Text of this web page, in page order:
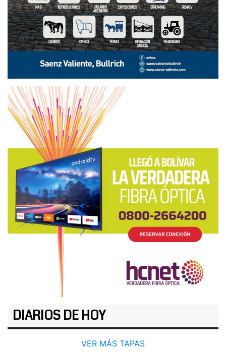
DIARIOS DE HOY
VER MÁS TAPAS